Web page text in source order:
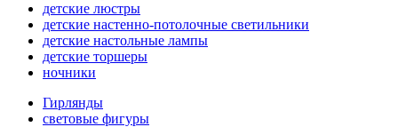
детские люстры
детские настенно-потолочные светильники
детские настольные лампы
детские торшеры
ночники
Гирлянды
световые фигуры